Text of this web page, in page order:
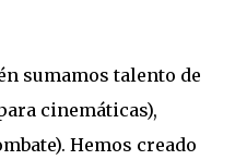
sumamos talento de
cinemáticas),
Hemos creado